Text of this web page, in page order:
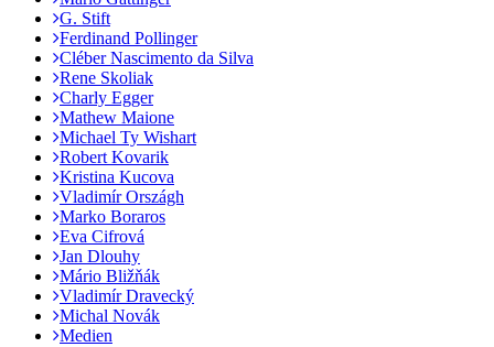
G. Stift
Ferdinand Pollinger
Cléber Nascimento da Silva
Rene Skoliak
Charly Egger
Mathew Maione
Michael Ty Wishart
Robert Kovarik
Kristina Kucova
Vladimír Országh
Marko Boraros
Eva Cifrová
Jan Dlouhy
Mário Bližňák
Vladimír Dravecký
Michal Novák
Medien